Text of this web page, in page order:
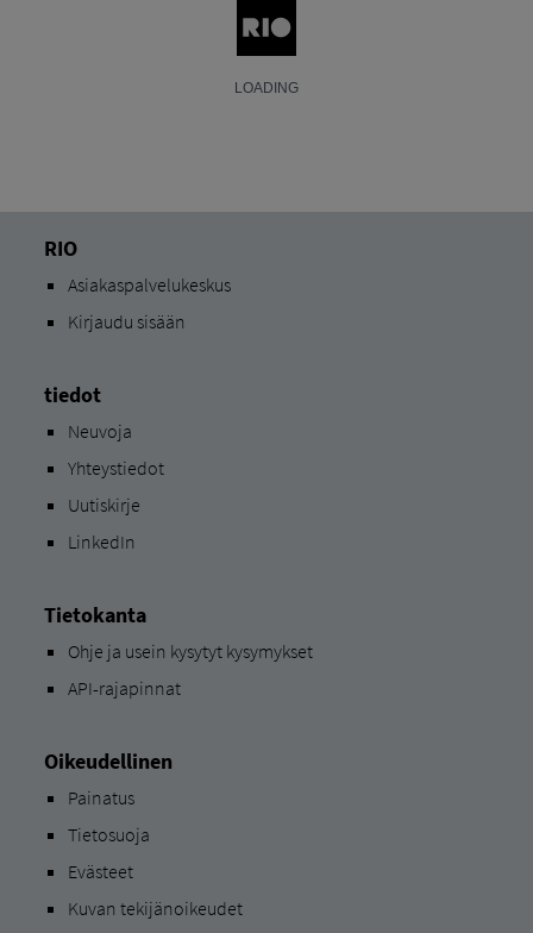
RIO
Asiakaspalvelukeskus
Kirjaudu sisään
tiedot
Neuvoja
Yhteystiedot
Uutiskirje
LinkedIn
Tietokanta
Ohje ja usein kysytyt kysymykset
API-rajapinnat
Oikeudellinen
Painatus
Tietosuoja
Evästeet
Kuvan tekijänoikeudet